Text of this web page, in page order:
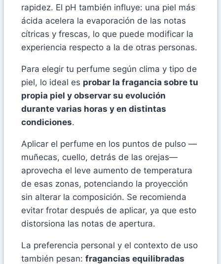
rapidez. El pH también influye: una piel más
ácida acelera la evaporación de las notas
cítricas y frescas, lo que puede modificar la
experiencia respecto a la de otras personas.
Para elegir tu perfume según clima y tipo de
piel, lo ideal es probar la fragancia sobre tu
propia piel y observar su evolución
durante varias horas y en distintas
condiciones.
Aplicar el perfume en los puntos de pulso —
muñecas, cuello, detrás de las orejas—
aprovecha el leve aumento de temperatura
de esas zonas, potenciando la proyección
sin alterar la composición. Se recomienda
evitar frotar después de aplicar, ya que esto
distorsiona las notas de apertura.
La preferencia personal y el contexto de uso
también pesan: fragancias equilibradas